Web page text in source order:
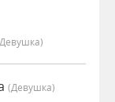
(девушка)